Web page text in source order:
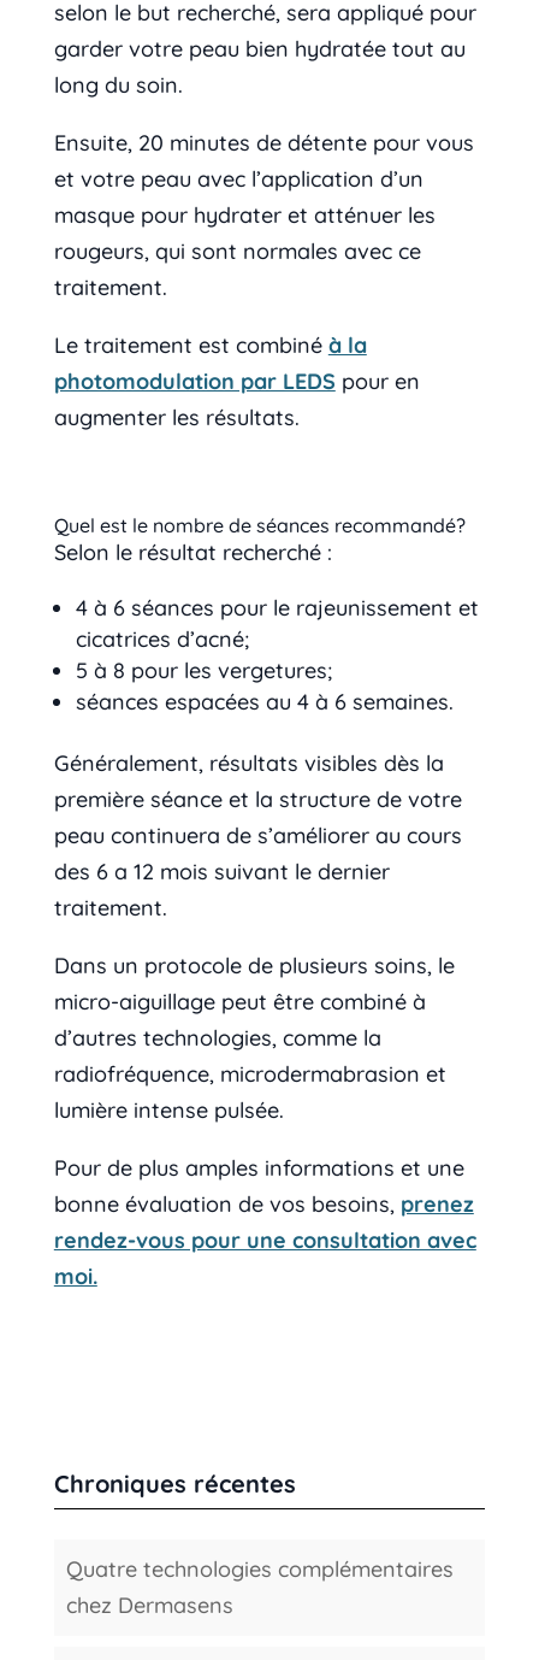
selon le but recherché, sera appliqué pour
garder votre peau bien hydratée tout au
long du soin.
Ensuite, 20 minutes de détente pour vous
et votre peau avec l’application d’un
masque pour hydrater et atténuer les
rougeurs, qui sont normales avec ce
traitement.
Le traitement est combiné à la
photomodulation par LEDS pour en
augmenter les résultats.
Quel est le nombre de séances recommandé?
Selon le résultat recherché :
4 à 6 séances pour le rajeunissement et
cicatrices d’acné;
5 à 8 pour les vergetures;
séances espacées au 4 à 6 semaines.
Généralement, résultats visibles dès la
première séance et la structure de votre
peau continuera de s’améliorer au cours
des 6 a 12 mois suivant le dernier
traitement.
Dans un protocole de plusieurs soins, le
micro-aiguillage peut être combiné à
d’autres technologies, comme la
radiofréquence, microdermabrasion et
lumière intense pulsée.
Pour de plus amples informations et une
bonne évaluation de vos besoins, prenez
rendez-vous pour une consultation avec
moi.
Chroniques récentes
Quatre technologies complémentaires
chez Dermasens